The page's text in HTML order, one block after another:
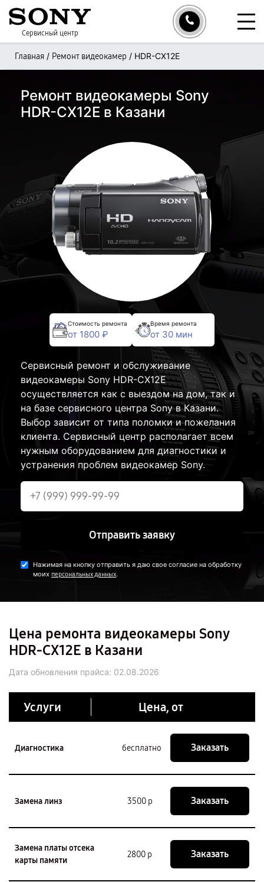
Сервисный центр
Главная / Ремонт видеокамер / HDR-CX12E
Ремонт видеокамеры Sony
HDR-CX12E в Казани
Стоимость ремонта
от 1800 ₽
Время ремонта
от 30 мин
Сервисный ремонт и обслуживание
видеокамеры Sony HDR-CX12E
осуществляется как с выездом на дом, так и
на базе сервисного центра Sony в Казани.
Выбор зависит от типа поломки и пожелания
клиента. Сервисный центр располагает всем
нужным оборудованием для диагностики и
устранения проблем видеокамер Sony.
Отправить заявку
Нажимая на кнопку отправить я даю свое согласие на обработку
моих персональных данных.
Цена ремонта видеокамеры Sony
HDR-CX12E в Казани
Дата обновления прайса: 02.08.2026
Услуги Цена, от
Диагностика бесплатно Заказать
Замена линз 3500 р Заказать
Замена платы отсека
карты памяти
2800 р Заказать